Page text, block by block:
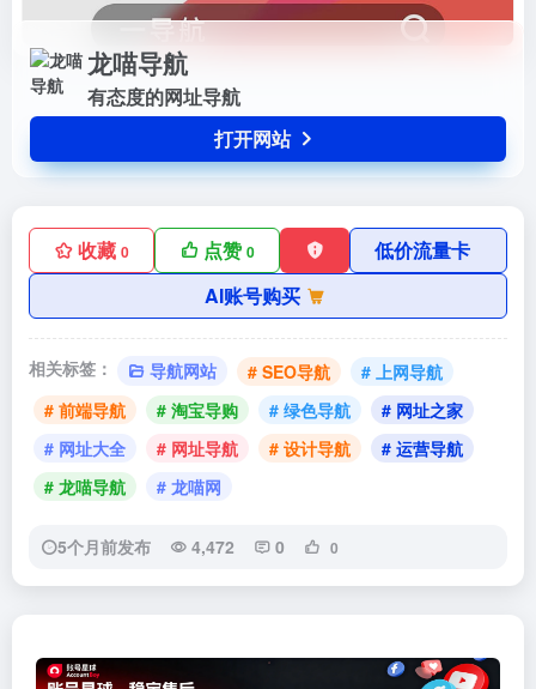
龙喵导航
有态度的网址导航
打开网站
收藏 0 点赞0
低价流量卡
AI账号购买
相关标签： 导航网站 # SEO导航
# 上网导航
# 前端导航
# 淘宝导购 # 绿色导航
# 网址之家
# 网址大全
# 网址导航 # 设计导航
# 运营导航
# 龙喵导航
# 龙喵网
5个月前发布 4,472 0 0